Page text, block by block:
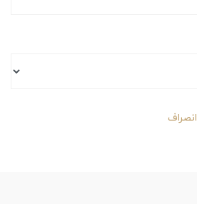
انصراف